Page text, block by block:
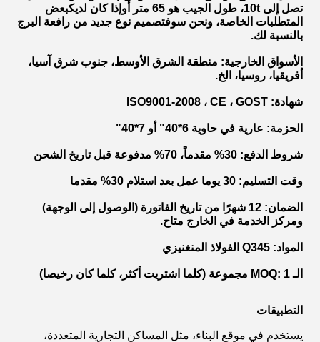
تصل إلى 10t، طول الجيب هو 6 5 متر أو إذا كان لديكبعض
المتطلبات الخاصة، ونحن سوفتصميم نوع جديد من رافعة البرج
بالنسبة لك.
الأسواق الخارجية: منطقة الشرق الأوسط، جنوب شرق آسيا،
أفريقيا، روسيا، الخ.
شهادة: ISO9001-2008 ، CE ، GOST
الحزمة: عارية في حاوية 6*40" أو 7*40"
شروط الدفع: 30% مقدماً، 70% مدفوعة قبل تاريخ الشحن
وقت التسليم: 30 يوما عمل بعد استلام 30% مقدما
الضمان
: 12 شهرًا من تاريخ الفاتورة (الوصول إلى الوجهة)
ومركز الخدمة في الخارج متاح.
المواد: Q345 الفولاذ المنغنيزي
الـ MOQ: 1 مجموعة (كلما اشتريت أكثر، كلما كان رخيصا)
التطبيقات
يستخدم في موقع البناء، مثل المساكن التجارية المتعددة،